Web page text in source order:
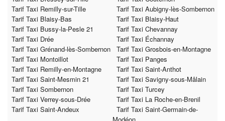
Tarif Taxi Remilly-sur-Tille
Tarif Taxi Aubigny-lès-Sombernon
Tarif Taxi Blaisy-Bas
Tarif Taxi Blaisy-Haut
Tarif Taxi Bussy-la-Pesle 21
Tarif Taxi Chevannay
Tarif Taxi Drée
Tarif Taxi Échannay
Tarif Taxi Grénand-lès-Sombernon
Tarif Taxi Grosbois-en-Montagne
Tarif Taxi Montoillot
Tarif Taxi Panges
Tarif Taxi Remilly-en-Montagne
Tarif Taxi Saint-Anthot
Tarif Taxi Saint-Mesmin 21
Tarif Taxi Savigny-sous-Mâlain
Tarif Taxi Sombernon
Tarif Taxi Turcey
Tarif Taxi Verrey-sous-Drée
Tarif Taxi La Roche-en-Brenil
Tarif Taxi Saint-Andeux
Tarif Taxi Saint-Germain-de-